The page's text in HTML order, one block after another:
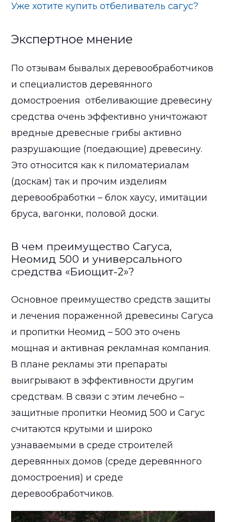
Уже хотите купить отбеливатель сагус?
Экспертное мнение
По отзывам бывалых деревообработчиков
и специалистов деревянного
домостроения отбеливающие древесину
средства очень эффективно уничтожают
вредные древесные грибы активно
разрушающие (поедающие) древесину.
Это относится как к пиломатериалам
(доскам) так и прочим изделиям
деревообработки – блок хаусу, имитации
бруса, вагонки, половой доски.
В чем преимущество Сагуса,
Неомид 500 и универсального
средства «Биощит-2»?
Основное преимущество средств защиты
и лечения пораженной древесины Сагуса
и пропитки Неомид – 500 это очень
мощная и активная рекламная компания.
В плане рекламы эти препараты
выигрывают в эффективности другим
средствам. В связи с этим лечебно –
защитные пропитки Неомид 500 и Сагус
считаются крутыми и широко
узнаваемыми в среде строителей
деревянных домов (среде деревянного
домостроения) и среде
деревообработчиков.